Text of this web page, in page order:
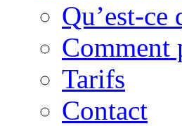
Qu’est-ce
Comment
Tarifs
Contact